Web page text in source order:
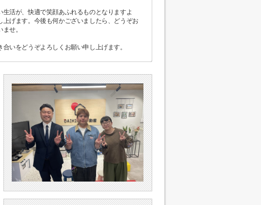
生活が、快適で笑顔あふれるものとなりますよ
上げます。今後も何かございましたら、どうぞお
せ。
いをどうぞよろしくお願い申し上げます。